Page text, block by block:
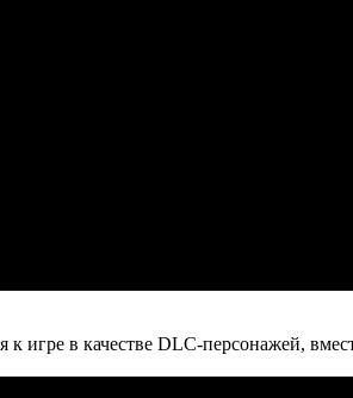
игре в качестве DLC-персонажей,